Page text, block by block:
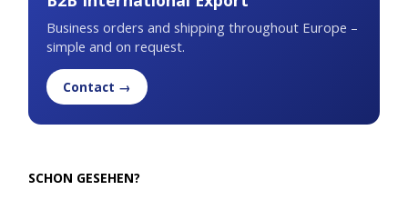
Business orders and shipping throughout Europe –
simple and on request.
Contact →
SCHON GESEHEN?